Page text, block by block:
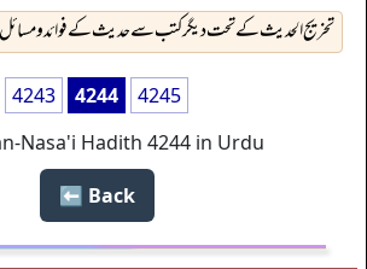
تخریج الحدیث کے تحت دیگر کتب سے حدیث کے فوائد و
4243 4244
4245
Nasa'i Hadith 4244 in Urdu
Back ⬅️